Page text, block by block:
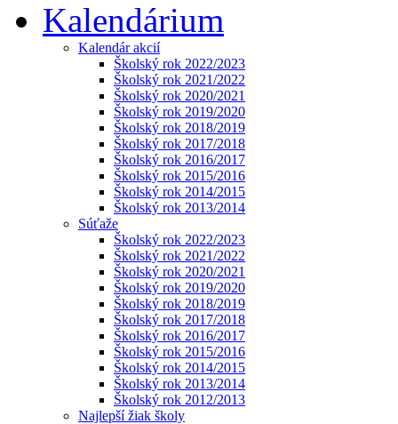
Kalendárium
Kalendár akcií
Školský rok 2022/2023
Školský rok 2021/2022
Školský rok 2020/2021
Školský rok 2019/2020
Školský rok 2018/2019
Školský rok 2017/2018
Školský rok 2016/2017
Školský rok 2015/2016
Školský rok 2014/2015
Školský rok 2013/2014
Súťaže
Školský rok 2022/2023
Školský rok 2021/2022
Školský rok 2020/2021
Školský rok 2019/2020
Školský rok 2018/2019
Školský rok 2017/2018
Školský rok 2016/2017
Školský rok 2015/2016
Školský rok 2014/2015
Školský rok 2013/2014
Školský rok 2012/2013
Najlepší žiak školy